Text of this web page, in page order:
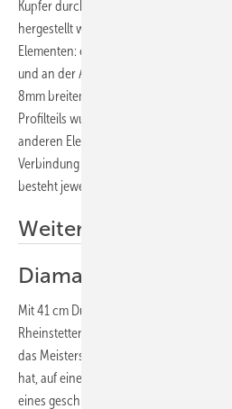
Kupfer durch 10 mm breite
hergestellt wurde. Das Profil des
Elementen: einem geraden innen und
und an der Außenseite. Untereinander
8mm breitem Schnappfalz verbunden.
Profilteils wurden mit 5 mm hohen
anderen Elemente nach innen gebördelt
Verbindung zwischen Rahmen,
besteht jeweils aus einfachen Falzen.
Weitere Informationen
Diamant auf
Mit 41 cm Durchmesser ist der Diamant
Rheinstetten sicher etwas zu groß für
das Meisterstück, das er aus 0,7 mm
hat, auf einem stabilen achteckigen
eines geschliffenen Brillanten ist aus 64